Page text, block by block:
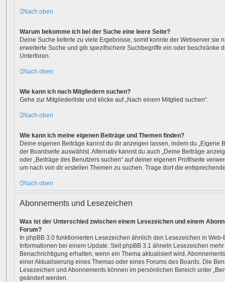
Nach oben
Warum bekomme ich bei der Suche eine leere Seite?
Deine Suche lieferte zu viele Ergebnisse, somit konnte der Webserver sie
erweiterte Suche und gib spezifischere Suchbegriffe ein oder beschränke
Unterforen.
Nach oben
Wie kann ich nach Mitgliedern suchen?
Gehe zur Mitgliederliste und klicke auf „Nach einem Mitglied suchen“.
Nach oben
Wie kann ich meine eigenen Beiträge und Themen finden?
Deine eigenen Beiträge kannst du dir anzeigen lassen, indem du „Eigene
der Boardseite auswählst. Alternativ kannst du auch „Deine Beiträge
oder „Beiträge des Benutzers suchen“ auf deiner eigenen Profilseite
um nach von dir erstellen Themen zu suchen. Trage dort die
Nach oben
Abonnements und Lesezeichen
Was ist der Unterschied zwischen einem Lesezeichen und einem
Forum?
In phpBB 3.0 funktionierten Lesezeichen ähnlich den Lesezeichen in
Informationen bei einem Update. Seit phpBB 3.1 ähneln Lesezeichen
Benachrichtigung erhalten, wenn ein Thema aktualisiert wird.
einer Aktualisierung eines Themas oder eines Forums des Boards. Die
Lesezeichen und Abonnements können im persönlichen Bereich unter
geändert werden.